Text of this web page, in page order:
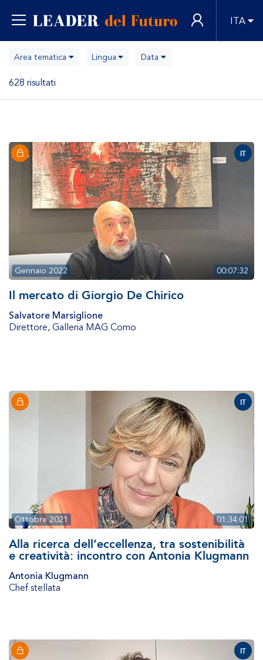
ITA
Area tematica Lingua Data
628 risultati
IT
00:07:32
Gennaio 2022
Il mercato di Giorgio De Chirico
Salvatore Marsiglione
Direttore, Galleria MAG Como
IT
01:34:01
Ottobre 2021
Alla ricerca dell’eccellenza, tra sostenibilità
e creatività: incontro con Antonia Klugmann
Antonia Klugmann
Chef stellata
IT